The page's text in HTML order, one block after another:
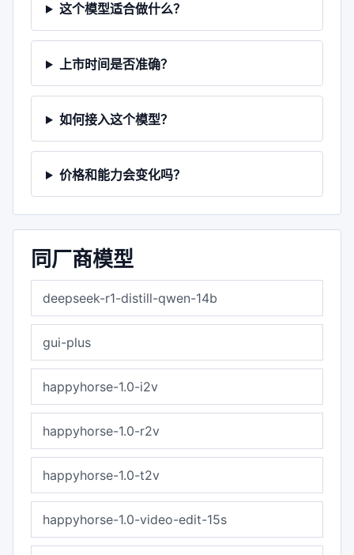
这个模型适合做什么？
上市时间是否准确？
如何接入这个模型？
价格和能力会变化吗？
同厂商模型
deepseek-r1-distill-qwen-14b
gui-plus
happyhorse-1.0-i2v
happyhorse-1.0-r2v
happyhorse-1.0-t2v
happyhorse-1.0-video-edit-15s